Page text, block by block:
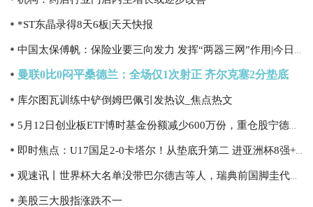
*ST东晶录得8天6板|天天快报
曼联0比0闷平桑德兰：全场仅1次射正 齐尔克塞2分垫底
库尔图瓦训练中铲倒姆巴佩引发热议_焦点热文
美股三大股指涨跌不一